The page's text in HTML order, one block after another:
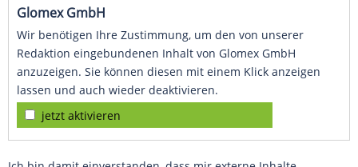
Glomex GmbH
Wir benötigen Ihre Zustimmung, um den von unserer
Redaktion eingebundenen Inhalt von Glomex GmbH
anzuzeigen. Sie können diesen mit einem Klick anzeigen
lassen und auch wieder deaktivieren.
jetzt aktivieren